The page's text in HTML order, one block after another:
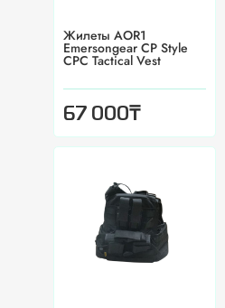
Жилеты AOR1
Emersongear CP Style
CPC Tactical Vest
67 000₸